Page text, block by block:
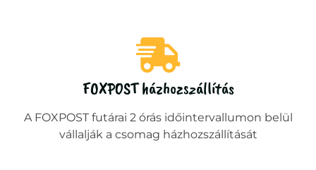
FOXPOST házhozszállítás
A FOXPOST futárai 2 órás időintervallumon belül
vállalják a csomag házhozszállítását